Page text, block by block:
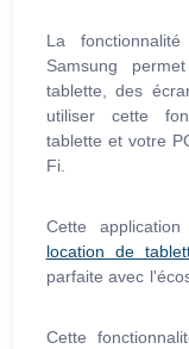
La
Samsung
tablette, des
utiliser cette
tablette et votre
Fi.
Cette
location de
parfaite avec
Cette